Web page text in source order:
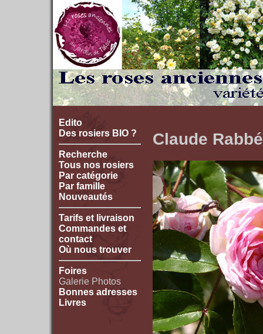
Edito
Des rosiers BIO ?
Recherche
Tous nos rosiers
Par catégorie
Par famille
Nouveautés
Tarifs et livraison
Commandes et
contact
Où nous trouver
Foires
Galerie Photos
Bonnes adresses
Livres
Claude Rabbé